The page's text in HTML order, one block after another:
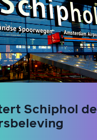
Schiphol de